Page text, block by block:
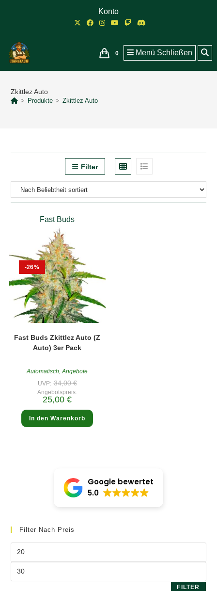
Konto
0 Menü Schließen
Zkittlez Auto
> Produkte > Zkittlez Auto
Filter
Fast Buds
-26%
Fast Buds Zkittlez Auto (Z
Auto) 3er Pack
Automatisch,Angebote
UVP: 34,00€Ursprünglicher
Preis
war:
Angebotspreis:
25,00€Aktueller
ist:
25,00 €.
In den Warenkorb
Google bewertet
5.0
Filter Nach Preis
FILTER